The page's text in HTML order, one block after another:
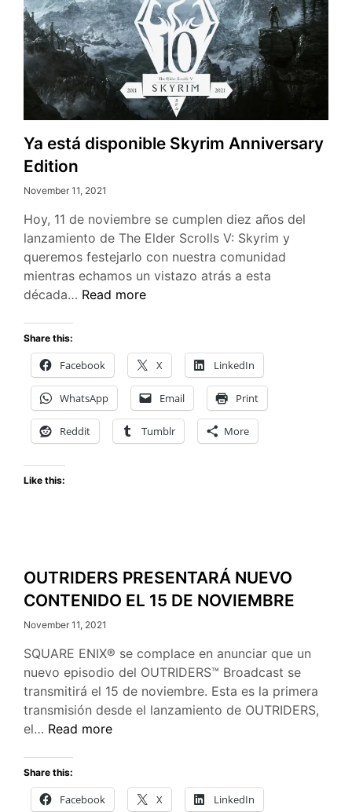
Ya está disponible Skyrim Anniversary
Edition
November 11, 2021
Hoy, 11 de noviembre se cumplen diez años del
lanzamiento de The Elder Scrolls V: Skyrim y
queremos festejarlo con nuestra comunidad
mientras echamos un vistazo atrás a esta
década… Ya
Skyrim
Anniversary
Edition
Read more
Share this:
Facebook X LinkedIn
WhatsApp Email Print
Reddit Tumblr More
Like this:
OUTRIDERS PRESENTARÁ NUEVO
CONTENIDO EL 15 DE NOVIEMBRE
November 11, 2021
SQUARE ENIX® se complace en anunciar que un
nuevo episodio del OUTRIDERS™ Broadcast se
transmitirá el 15 de noviembre. Esta es la primera
transmisión desde el lanzamiento de OUTRIDERS,
el… OUTRIDERS
NUEVO
CONTENIDO
EL
Read more
Share this:
Facebook X LinkedIn